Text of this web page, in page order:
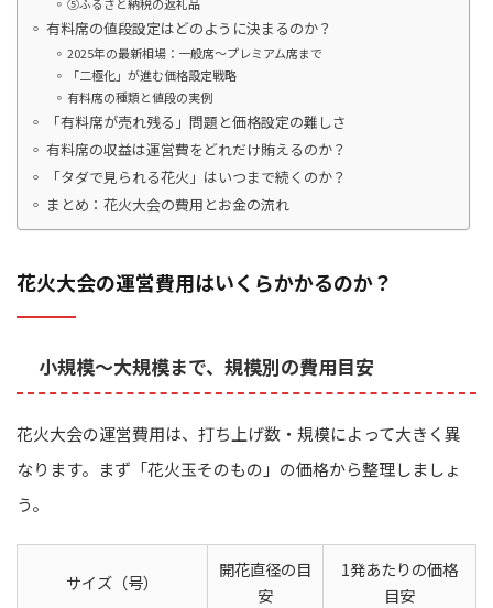
有料席の値段設定はどのように決まるのか？
2025年の最新相場：一般席〜プレミアム席まで
「二極化」が進む価格設定戦略
有料席の種類と値段の実例
「有料席が売れ残る」問題と価格設定の難しさ
有料席の収益は運営費をどれだけ賄えるのか？
「タダで見られる花火」はいつまで続くのか？
まとめ：花火大会の費用とお金の流れ
花火大会の運営費用はいくらかかるのか？
小規模〜大規模まで、規模別の費用目安
花火大会の運営費用は、打ち上げ数・規模によって大きく異
なります。まず「花火玉そのもの」の価格から整理しましょ
う。
サイズ（号）
開花直径の目
安
1発あたりの価格
目安